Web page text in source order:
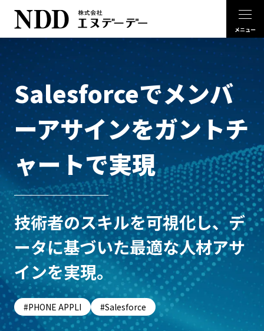
Salesforceでメンバ
ーアサインをガントチ
ャートで実現
技術者のスキルを可視化し、デ
ータに基づいた最適な人材アサ
インを実現。
PHONE APPLI Salesforce